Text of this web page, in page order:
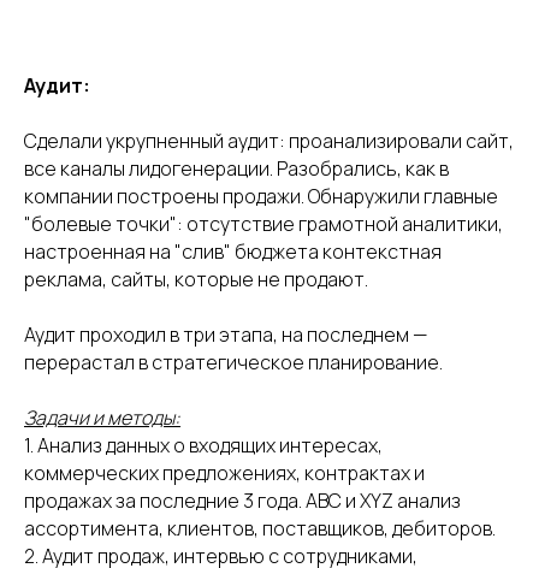
Аудит:
Сделали укрупненный аудит: проанализировали сайт,
все каналы лидогенерации. Разобрались, как в
компании построены продажи. Обнаружили главные
"болевые точки": отсутствие грамотной аналитики,
настроенная на "слив" бюджета контекстная
реклама, сайты, которые не продают.
Аудит проходил в три этапа, на последнем —
перерастал в стратегическое планирование.
Задачи и методы:
1. Анализ данных о входящих интересах,
коммерческих предложениях, контрактах и
продажах за последние 3 года. ABC и XYZ анализ
ассортимента, клиентов, поставщиков, дебиторов.
2. Аудит продаж, интервью с сотрудниками,